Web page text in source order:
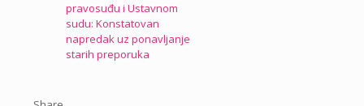
pravosuđu i Ustavnom
sudu: Konstatovan
napredak uz ponavljanje
starih preporuka